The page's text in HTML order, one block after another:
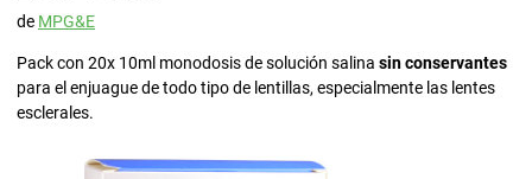
de MPG&E
Pack con 20x 10ml monodosis de solución salina sin conservantes
para el enjuague de todo tipo de lentillas, especialmente las lentes
esclerales.